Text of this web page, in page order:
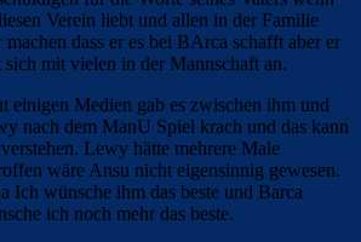
Verein liebt und allen in der Familie
machen dass er es bei BArca schafft aber er
sich mit vielen in der Mannschaft an.
einigen Medien gab es zwischen ihm und
nach dem ManU Spiel krach und das kann
Lewy hätte mehrere Male
wäre Ansu nicht eigensinnig gewesen.
Ich wünsche ihm das beste und Barca
ich noch mehr das beste.